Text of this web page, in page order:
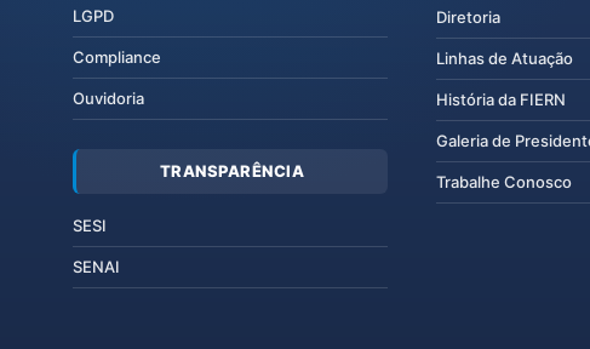
LGPD
Compliance
Ouvidoria
TRANSPARÊNCIA
SESI
SENAI
Diretoria
Linhas de Atuação
História da FIERN
Galeria de
Trabalhe Conosco